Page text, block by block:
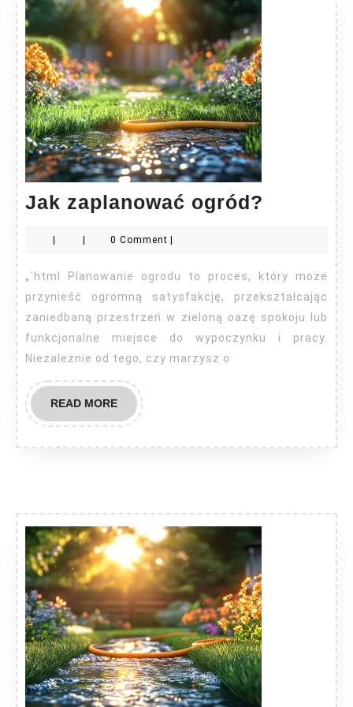
Jak zaplanować ogród?
0 Comment
„`html Planowanie ogrodu to proces, który może
przynieść ogromną satysfakcję, przekształcając
zaniedbaną przestrzeń w zieloną oazę spokoju lub
funkcjonalne miejsce do wypoczynku i pracy.
Niezależnie od tego, czy marzysz o
READ MOREREAD
MORE